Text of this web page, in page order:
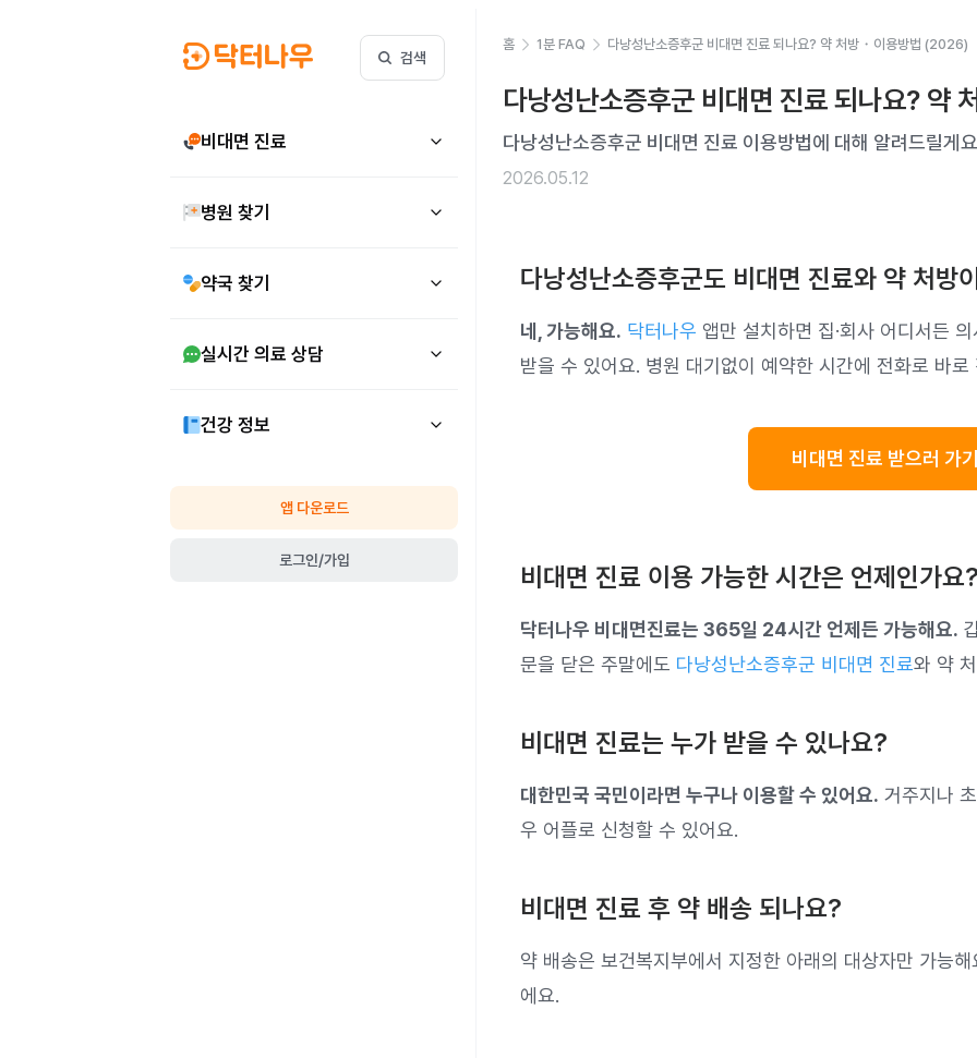
검색
비대면 진료
병원 찾기
약국 찾기
실시간 의료 상담
건강 정보
앱 다운로드
로그인/가입
홈 1분 FAQ 다낭성난소증후군 비대면 진료 되나요? 약 처방・이용방법 (2026)
다낭성난소증후군 비대면 진료 되나요?
다낭성난소증후군 비대면 진료 이용방법에 대해 알려드릴게
2026.05.12
다낭성난소증후군도 비대면 진료와 약 처방
네, 가능해요. 닥터나우 앱만 설치하면 집·회사 어디서든
받을 수 있어요. 병원 대기없이 예약한 시간에 전화로 바로
비대면 진료 받으러 가
비대면 진료 이용 가능한 시간은 언제인가요
닥터나우 비대면진료는 365일 24시간 언제든 가능해요.
문을 닫은 주말에도 다낭성난소증후군 비대면 진료와 약
비대면 진료는 누가 받을 수 있나요?
대한민국 국민이라면 누구나 이용할 수 있어요. 거주지나
우 어플로 신청할 수 있어요.
비대면 진료 후 약 배송 되나요?
약 배송은 보건복지부에서 지정한 아래의 대상자만 가능
에요.